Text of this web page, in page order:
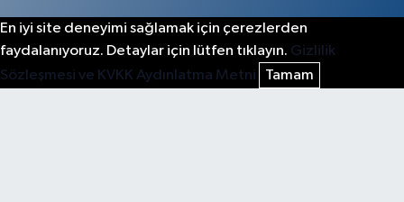
En iyi site deneyimi sağlamak için çerezlerden
faydalanıyoruz. Detaylar için lütfen tıklayın. Gizlilik
Sözleşmesi ve KVKK Aydınlatma Metni
Tamam